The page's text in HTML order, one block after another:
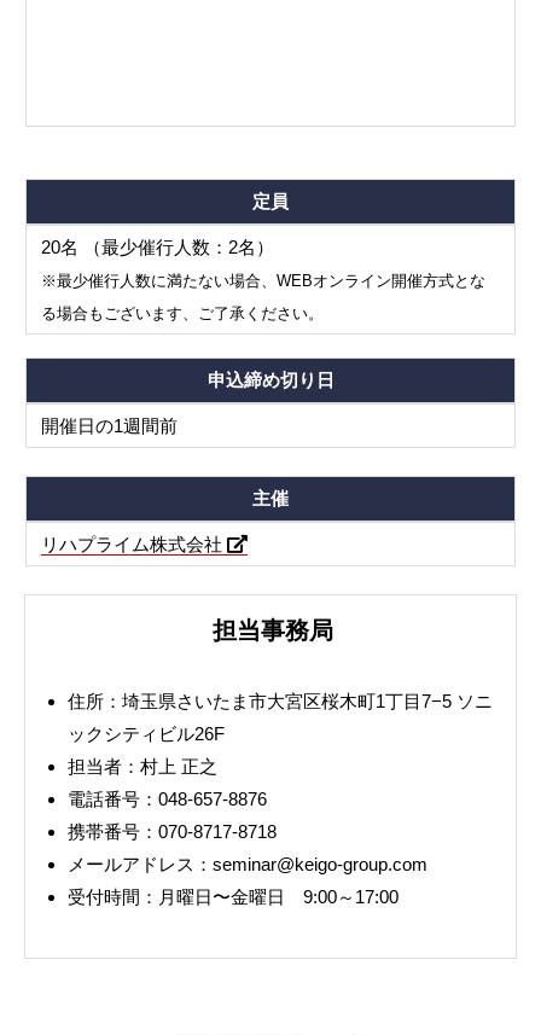
定員
20名 （最少催行人数：2名）
※最少催行人数に満たない場合、WEBオンライン開催方式とな
る場合もございます、ご了承ください。
申込締め切り日
開催日の1週間前
主催
リハプライム株式会社
担当事務局
住所：埼玉県さいたま市大宮区桜木町1丁目7−5 ソニ
ックシティビル26F
担当者：村上 正之
電話番号：048-657-8876
携帯番号：070-8717-8718
メールアドレス：seminar@keigo-group.com
受付時間：月曜日〜金曜日 9:00～17:00